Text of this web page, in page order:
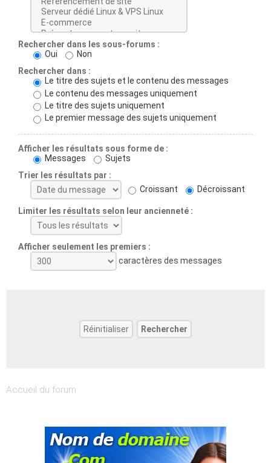
Rechercher dans les sous-forums :
Oui
Non
Rechercher dans :
Le titre des sujets et le contenu des messages
Le contenu des messages uniquement
Le titre des sujets uniquement
Le premier message des sujets uniquement
Afficher les résultats sous forme de :
Messages
Sujets
Trier les résultats par :
Croissant
Décroissant
Limiter les résultats selon leur ancienneté :
Afficher seulement les premiers :
caractères des messages
Accueil du forum